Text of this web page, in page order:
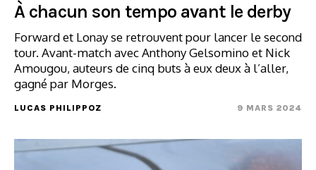
À chacun son tempo avant le derby
Forward et Lonay se retrouvent pour lancer le second
tour. Avant-match avec Anthony Gelsomino et Nick
Amougou, auteurs de cinq buts à eux deux à l’aller,
gagné par Morges.
LUCAS PHILIPPOZ 9 MARS 2024